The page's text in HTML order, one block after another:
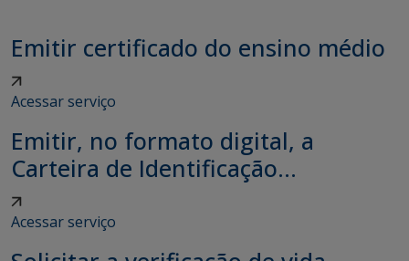
Emitir certificado do ensino médio
Acessar serviço
Emitir, no formato digital, a
Carteira de Identificação...
Acessar serviço